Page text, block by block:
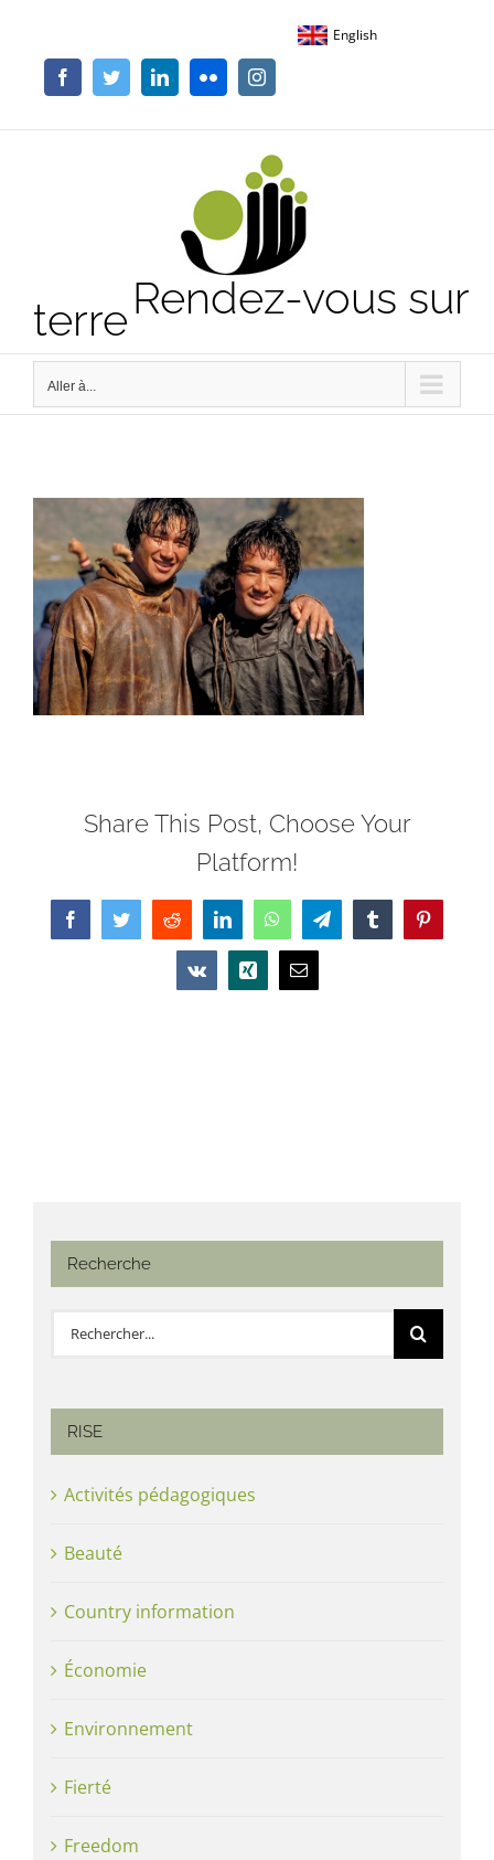
contenu
English
FacebookTwitterLinkedInFlickr Instagram
Rendez-vous sur
terre
Aller à...
Share This Post, Choose Your
Platform!
FacebookTwitterReddit LinkedInWhatsAppTelegramTumblrPinterest
Vk Xing Email
Recherche
Rechercher:
RISE
Activités pédagogiques
Beauté
Country information
Économie
Environnement
Fierté
Freedom